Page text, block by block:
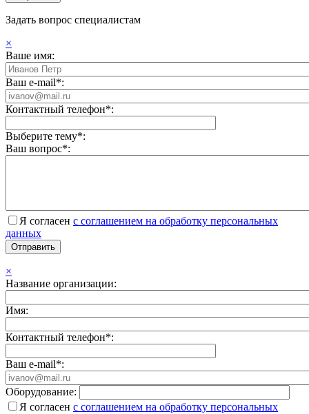
Задать вопрос специалистам
×
Ваше имя:
Ваш e-mail*:
Контактный телефон*:
Выберите тему*:
Ваш вопрос*:
Я согласен с соглашением на обработку персональных
данных
×
Название организации:
Имя:
Контактный телефон*:
Ваш e-mail*:
Оборудование:
Я согласен с соглашением на обработку персональных